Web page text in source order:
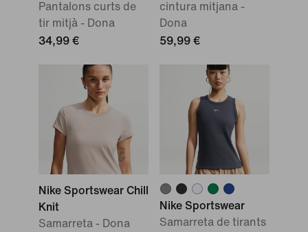
Pantalons curts de
tir mitjà - Dona
34,99 €
cintura mitjana -
Dona
59,99 €
Nike Sportswear Chill
Knit
Samarreta - Dona
Nike Sportswear
Samarreta de tirants